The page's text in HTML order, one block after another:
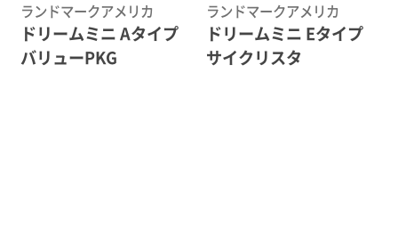
ランドマークアメリカ
ドリームミニ Aタイプ
バリューPKG
ランドマークアメリカ
ドリームミニ Eタイプ
サイクリスタ